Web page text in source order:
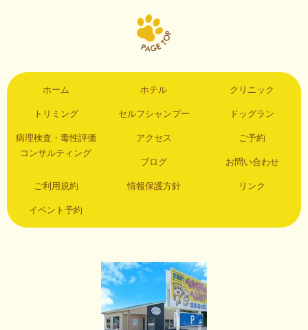
ホーム ホテル クリニック
トリミング セルフシャンプー ドッグラン
病理検査・毒性評価
コンサルティング
アクセス ご予約
ブログ お問い合わせ
ご利用規約 情報保護方針 リンク
イベント予約